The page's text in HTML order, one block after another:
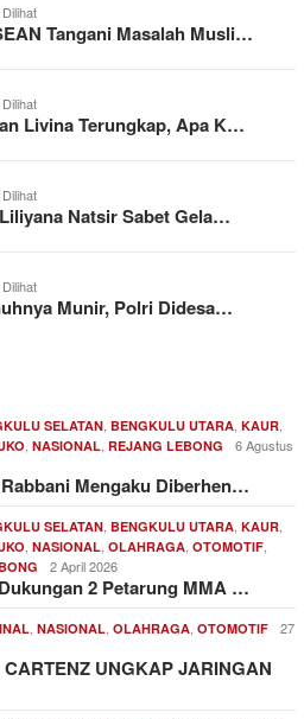
Tangani Masalah Musli…
Livina Terungkap, Apa K…
Natsir Sabet Gela…
Munir, Polri Didesa…
SELATAN BENGKULU UTARA KAUR
NASIONAL REJANG LEBONG
6 Agustus
Mengaku Diberhen…
SELATAN BENGKULU UTARA KAUR
NASIONAL OLAHRAGA OTOMOTIF
2 April 2026
2 Petarung MMA …
NASIONAL OLAHRAGA OTOMOTIF
27
UNGKAP JARINGAN